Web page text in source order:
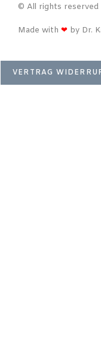
© All rights reserved
Made with ❤ by Dr.
VERTRAG